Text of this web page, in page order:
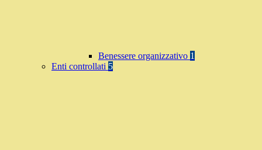
Benessere organizzativo 1
Enti controllati 5